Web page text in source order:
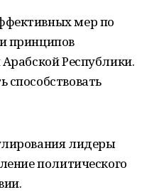
мер по
принципов
Республики.
лидеры
политического